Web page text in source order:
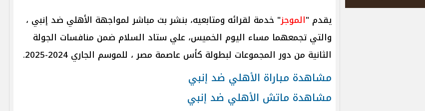
يقدم "الموجز" خدمة لقرائه ومتابعيه، بنشر بث مباشر لمواجهة الأهلي ضد إنبي ،
والتي تجمعهما مساء اليوم الخميس، علي ستاد السلام ضمن منافسات الجولة
الثانية من دور المجموعات لبطولة كأس عاصمة مصر ، للموسم الجاري 2024-2025.
مشاهدة مباراة الأهلي ضد إنبي
مشاهدة ماتش الأهلي ضد إنبي